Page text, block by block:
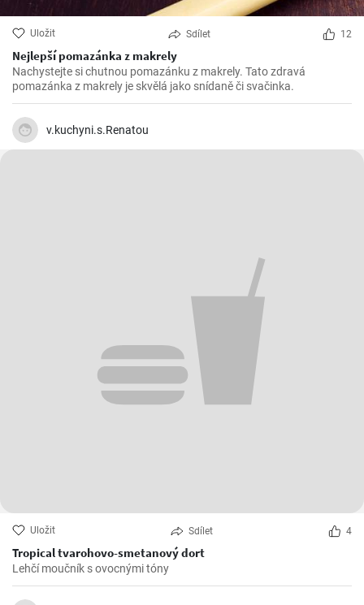
Uložit Sdílet 12
Nejlepší pomazánka z makrely
Nachystejte si chutnou pomazánku z makrely. Tato zdravá
pomazánka z makrely je skvělá jako snídaně či svačinka.
v.kuchyni.s.Renatou
Uložit Sdílet 4
Tropical tvarohovo-smetanový dort
Lehčí moučník s ovocnými tóny